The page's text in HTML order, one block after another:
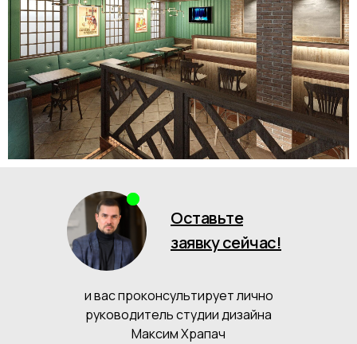
Оставьте
заявку сейчас!
и вас проконсультирует лично
руководитель студии дизайна
Максим Храпач